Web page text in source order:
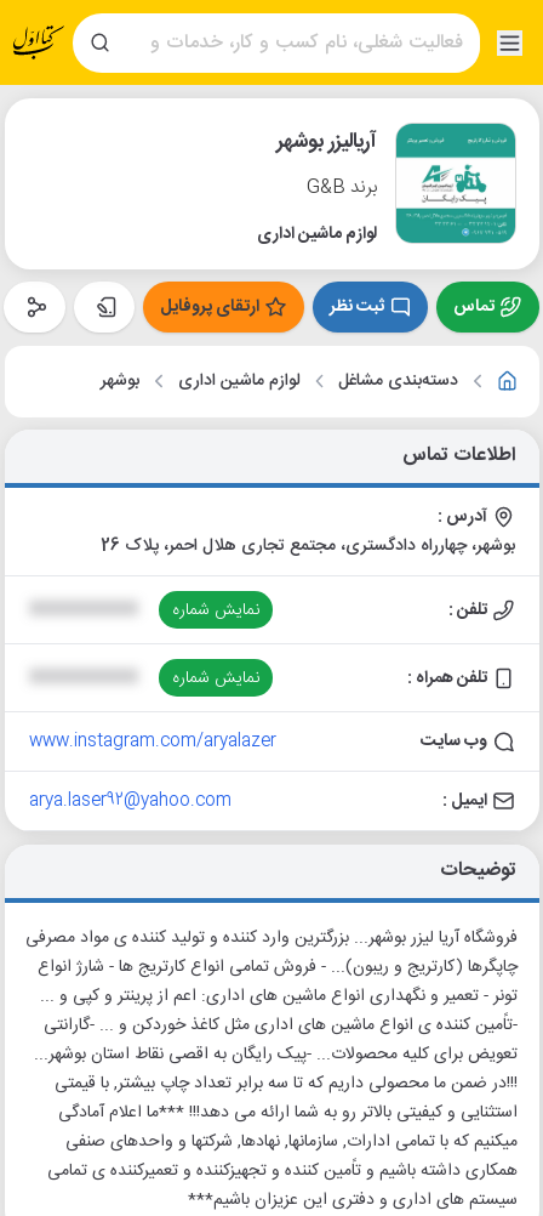
آریالیزر بوشهر
برند G&B
لوازم ماشین اداری
تماس ثبت نظر ارتقای پروفایل
دسته‌بندی مشاغل لوازم ماشین اداری بوشهر
اطلاعات تماس
آدرس :
بوشهر، چهارراه دادگستری، مجتمع تجاری هلال احمر، پلاک 26
تلفن : نمایش شماره
تلفن همراه : نمایش شماره
وب سایت www.instagram.com/aryalazer
ایمیل : arya.laser92@yahoo.com
توضیحات
فروشگاه آریا لیزر بوشهر... بزرگترین وارد کننده و تولید کننده ی مواد مصرفی
چاپگرها (کارتریج و ریبون)... - فروش تمامی انواع کارتریج ها - شارژ انواع
تونر - تعمیر و نگهداری انواع ماشین های اداری: اعم از پرینتر و کپی و ...
-تاًمین کننده ی انواع ماشین های اداری مثل کاغذ خوردکن و ... -گارانتی
تعویض برای کلیه محصولات... -پیک رایگان به اقصی نقاط استان بوشهر...
!!!در ضمن ما محصولی داریم که تا سه برابر تعداد چاپ بیشتر, با قیمتی
استثنایی و کیفیتی بالاتر رو به شما ارائه می دهد!!! ***ما اعلام آمادگی
میکنیم که با تمامی ادارات, سازمانها, نهادها, شرکتها و واحدهای صنفی
همکاری داشته باشیم و تاًمین کننده و تجهیزکننده و تعمیرکننده ی تمامی
سیستم های اداری و دفتری این عزیزان باشیم***